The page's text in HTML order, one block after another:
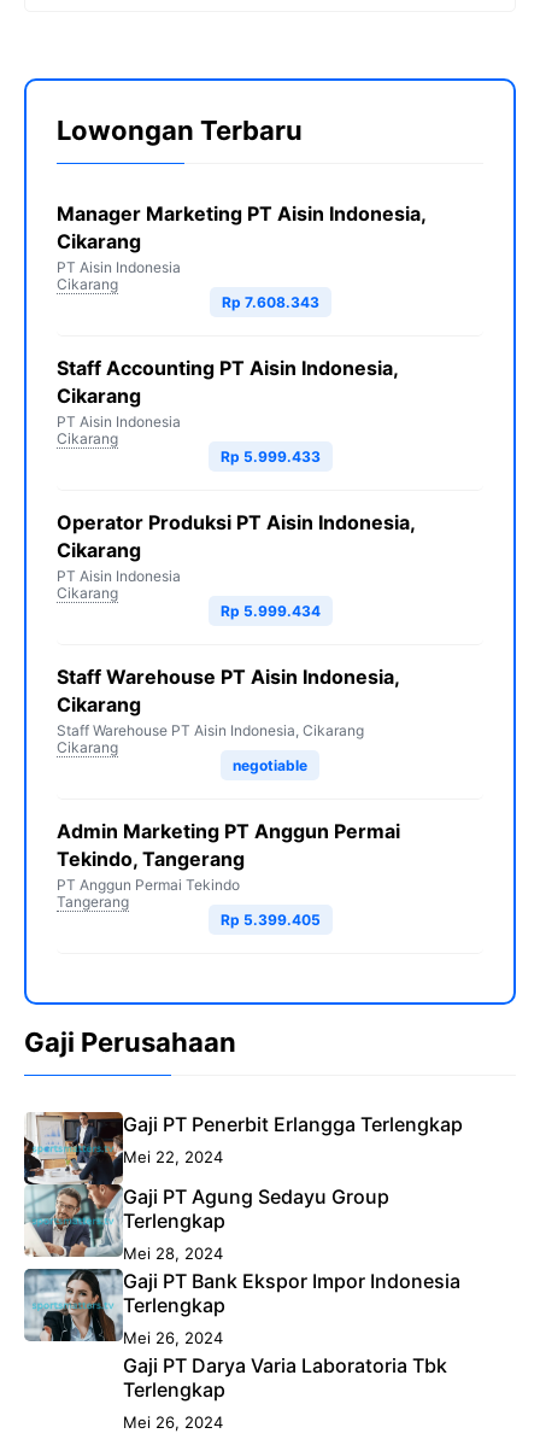
Lowongan Terbaru
Manager Marketing PT Aisin Indonesia,
Cikarang
PT Aisin Indonesia
Cikarang
Rp 7.608.343
Staff Accounting PT Aisin Indonesia,
Cikarang
PT Aisin Indonesia
Cikarang
Rp 5.999.433
Operator Produksi PT Aisin Indonesia,
Cikarang
PT Aisin Indonesia
Cikarang
Rp 5.999.434
Staff Warehouse PT Aisin Indonesia,
Cikarang
Staff Warehouse PT Aisin Indonesia, Cikarang
Cikarang
negotiable
Admin Marketing PT Anggun Permai
Tekindo, Tangerang
PT Anggun Permai Tekindo
Tangerang
Rp 5.399.405
Gaji Perusahaan
Gaji PT Penerbit Erlangga Terlengkap
Mei 22, 2024
Gaji PT Agung Sedayu Group
Terlengkap
Mei 28, 2024
Gaji PT Bank Ekspor Impor Indonesia
Terlengkap
Mei 26, 2024
Gaji PT Darya Varia Laboratoria Tbk
Terlengkap
Mei 26, 2024